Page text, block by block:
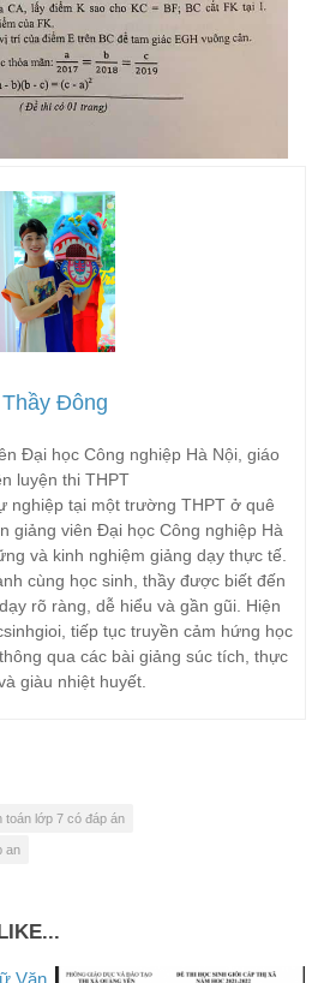
Thầy Đông
Đại học Công nghiệp Hà Nội, giáo
luyện thi THPT
nghiệp tại một trường THPT ở quê
giảng viên Đại học Công nghiệp Hà
và kinh nghiệm giảng dạy thực tế.
cùng học sinh, thầy được biết đến
rõ ràng, dễ hiểu và gần gũi. Hiện
tiếp tục truyền cảm hứng học
qua các bài giảng súc tích, thực
giàu nhiệt huyết.
toán lớp 7 có đáp án
an